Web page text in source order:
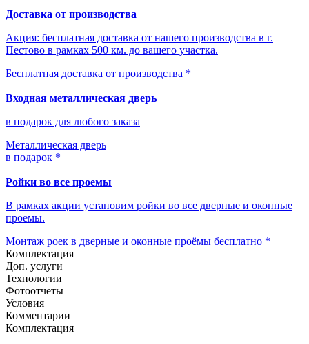
Доставка от производства
Акция: бесплатная доставка от нашего производства в г.
Пестово в рамках 500 км. до вашего участка.
Бесплатная доставка от производства *
Входная металлическая дверь
в подарок для любого заказа
Металлическая дверь
в подарок *
Ройки во все проемы
В рамках акции установим ройки во все дверные и оконные
проемы.
Монтаж роек в дверные и оконные проёмы бесплатно *
Комплектация
Доп. услуги
Технологии
Фотоотчеты
Условия
Комментарии
Комплектация